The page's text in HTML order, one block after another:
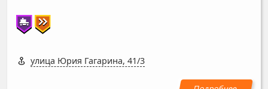
улица Юрия Гагарина, 41/3